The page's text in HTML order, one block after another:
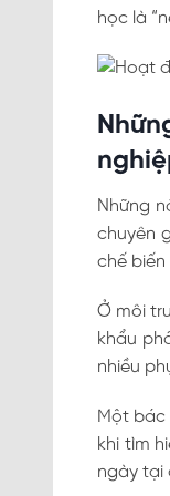
học là
Những
chuyên
chế biến
Ở môi
khẩu
nhiều
Một bác
khi tìm
ngày tại